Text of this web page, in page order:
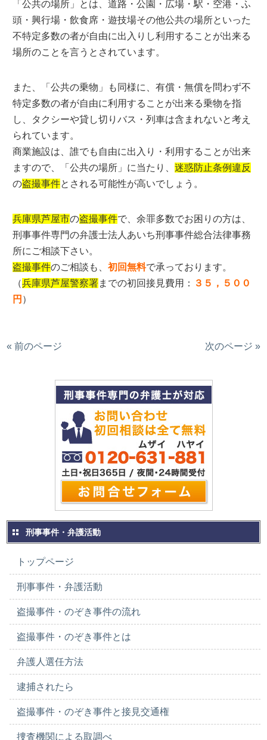
「公共の場所」とは、道路・公園・広場・駅・空港・ふ
頭・興行場・飲食席・遊技場その他公共の場所といった
不特定多数の者が自由に出入りし利用することが出来る
場所のことを言うとされています。
また、「公共の乗物」も同様に、有償・無償を問わず不
特定多数の者が自由に利用することが出来る乗物を指
し、タクシーや貸し切りバス・列車は含まれないと考え
られています。
商業施設は、誰でも自由に出入り・利用することが出来
ますので、「公共の場所」に当たり、迷惑防止条例違反
の盗撮事件とされる可能性が高いでしょう。
兵庫県芦屋市の盗撮事件で、余罪多数でお困りの方は、
刑事事件専門の弁護士法人あいち刑事事件総合法律事務
所にご相談下さい。
盗撮事件のご相談も、初回無料で承っております。
（兵庫県芦屋警察署までの初回接見費用：
３５，５００
円 ）
« 前のページ 次のページ »
刑事事件・弁護活動
トップページ
刑事事件・弁護活動
盗撮事件・のぞき事件の流れ
盗撮事件・のぞき事件とは
弁護人選任方法
逮捕されたら
盗撮事件・のぞき事件と接見交通権
捜査機関による取調べ